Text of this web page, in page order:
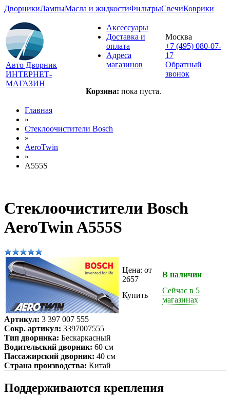
ДворникиЛампыМасла и жидкостиФильтрыСвечиКоврики
Авто Дворник
ИНТЕРНЕТ-
МАГАЗИН
Аксессуары
Доставка и
оплата
Адреса
магазинов
Корзина: пока пуста.
Москва
+7 (495) 080-07-
17
Обратный
звонок
Главная
»
Стеклоочистители Bosch
»
AeroTwin
»
A555S
Стеклоочистители Bosch
AeroTwin A555S
Цена: от
2657
В наличии
Купить
Сейчас в 5
магазинах
Артикул: 3 397 007 555
Сокр. артикул: 3397007555
Тип дворника: Бескаркасный
Водительский дворник: 60 см
Пассажирский дворник: 40 см
Страна производства: Китай
Поддерживаются крепления